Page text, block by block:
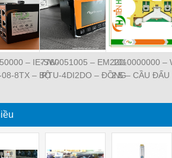
– IE-SW-
08-8TX – BỘ
WEIDMULLER
7760051005 – EM220-
RTU-4DI2DO – ĐỒNG
ĐO ĐIỆN ÁP –
1010000000 –
2.5 – CẦU ĐẤU